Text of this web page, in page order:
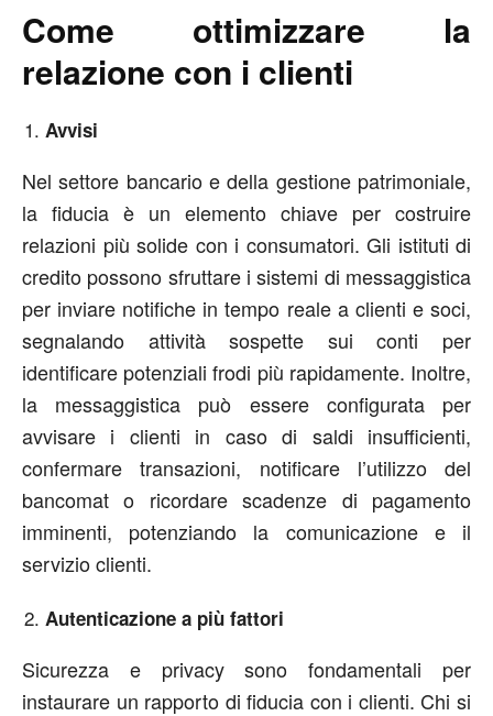
Come ottimizzare la
relazione con i clienti
Avvisi
Nel settore bancario e della gestione patrimoniale,
la fiducia è un elemento chiave per costruire
relazioni più solide con i consumatori. Gli istituti di
credito possono sfruttare i sistemi di messaggistica
per inviare notifiche in tempo reale a clienti e soci,
segnalando attività sospette sui conti per
identificare potenziali frodi più rapidamente. Inoltre,
la messaggistica può essere configurata per
avvisare i clienti in caso di saldi insufficienti,
confermare transazioni, notificare l’utilizzo del
bancomat o ricordare scadenze di pagamento
imminenti, potenziando la comunicazione e il
servizio clienti.
Autenticazione a più fattori
Sicurezza e privacy sono fondamentali per
instaurare un rapporto di fiducia con i clienti. Chi si